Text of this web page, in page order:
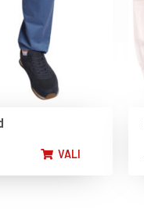
VALI